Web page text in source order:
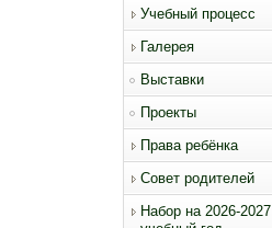
Учебный процесс
Галерея
Выставки
Проекты
Права ребёнка
Совет родителей
Набор на 2026-2027